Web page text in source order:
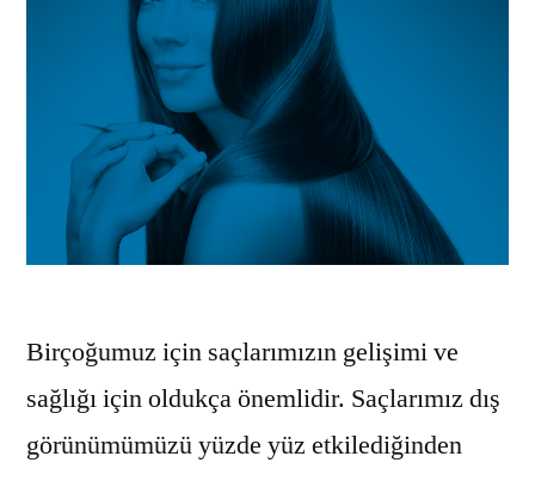
Birçoğumuz için saçlarımızın gelişimi ve
sağlığı için oldukça önemlidir. Saçlarımız dış
görünümümüzü yüzde yüz etkilediğinden